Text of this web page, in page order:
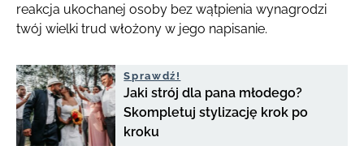
reakcja ukochanej osoby bez wątpienia wynagrodzi
twój wielki trud włożony w jego napisanie.
Sprawdź!
Jaki strój dla pana młodego?
Skompletuj stylizację krok po
kroku